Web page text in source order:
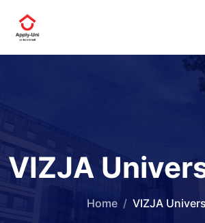
VIZJA
Home VIZJA